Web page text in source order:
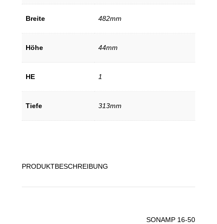
Breite 482mm
Höhe 44mm
HE 1
Tiefe 313mm
PRODUKTBESCHREIBUNG
SONAMP 16-50